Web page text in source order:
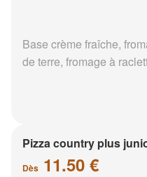
Base crème fraîche,
de terre, fromage à
Pizza country plus
Dès 11.50 €